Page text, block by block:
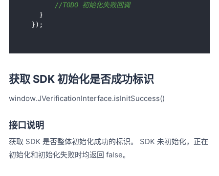
//TODO 初始化失败回调
获取 SDK 初始化是否成功标识
window.JVerificationInterface.isInitSuccess()
接口说明
获取 SDK 是否整体初始化成功的标识。 SDK 未初始化，正在
初始化和初始化失败时均返回 false。